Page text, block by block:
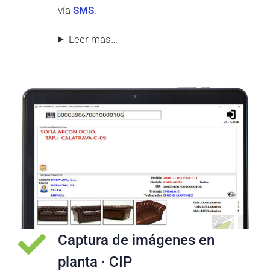
vía SMS.
Leer mas…
Captura de imágenes en
planta · CIP